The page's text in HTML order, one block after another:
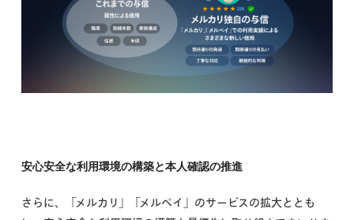
安心安全な利用環境の構築と本人確認の推進
さらに、「メルカリ」「メルペイ」のサービスの拡大ととも